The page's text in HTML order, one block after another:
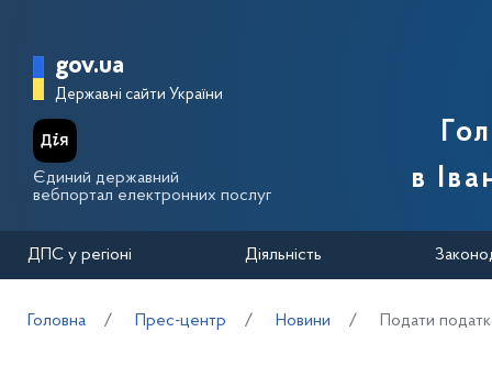
Головна сторінка Державної
gov.ua
Державні сайти України
Єдиний державний
вебпортал електронних послуг
в
ДПС у регіоні Діяльність
Головна Прес-центр Новини Подати